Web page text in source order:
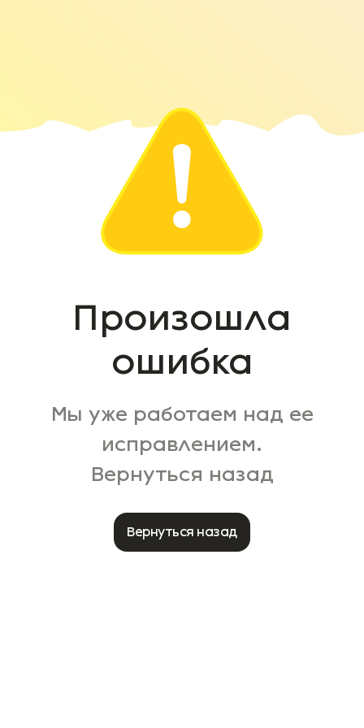
Произошла
ошибка
Мы уже работаем над ее
исправлением.
Вернуться назад
Вернуться назад